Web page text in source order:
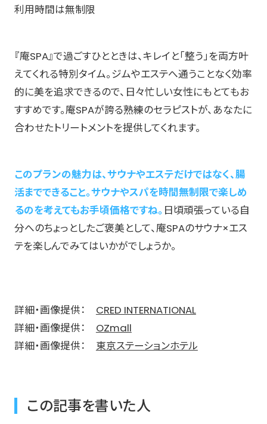
利用時間は無制限
『庵SPA』で過ごすひとときは、キレイと「整う」を両方叶
えてくれる特別タイム。ジムやエステへ通うことなく効率
的に美を追求できるので、日々忙しい女性にもとてもお
すすめです。庵SPAが誇る熟練のセラピストが、あなたに
合わせたトリートメントを提供してくれます。
このプランの魅力は、サウナやエステだけではなく、腸
活までできること。サウナやスパを時間無制限で楽しめ
るのを考えてもお手頃価格ですね。 日頃頑張っている自
分へのちょっとしたご褒美として、庵SPAのサウナ×エス
テを楽しんでみてはいかがでしょうか。
詳細・画像提供： CRED INTERNATIONAL
詳細・画像提供： OZmall
詳細・画像提供： 東京ステーションホテル
この記事を書いた人